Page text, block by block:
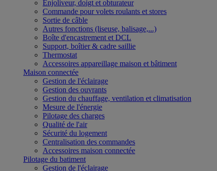
Enjoliveur, doigt et obturateur
Commande pour volets roulants et stores
Sortie de câble
Autres fonctions (liseuse, balisage,...)
Boîte d'encastrement et DCL
Support, boîtier & cadre saillie
Thermostat
Accessoires appareillage maison et bâtiment
Maison connectée
Gestion de l'éclairage
Gestion des ouvrants
Gestion du chauffage, ventilation et climatisation
Mesure de l'énergie
Pilotage des charges
Qualité de l'air
Sécurité du logement
Centralisation des commandes
Accessoires maison connectée
Pilotage du batiment
Gestion de l'éclairage